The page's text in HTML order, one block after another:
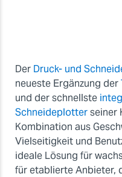
Der Druck- und
neueste Ergänzung der
und der schnellste
Schneideplotterseiner
Kombination aus
Vielseitigkeit und
ideale Lösung für
für etablierte Anbieter,